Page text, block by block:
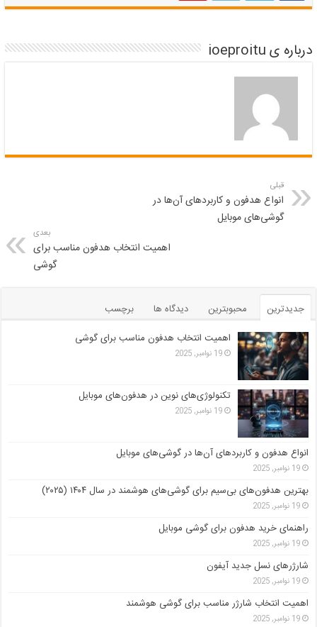
درباره ی ioeproitu
قبلی
انواع هدفون و کاربردهای آن‌ها در
گوشی‌های موبایل
بعدی
اهمیت انتخاب هدفون مناسب برای
گوشی
جدیدترین محبوبترین دیدگاه ها
برچسب
اهمیت انتخاب هدفون مناسب برای گوشی
19 نوامبر, 2025
تکنولوژی‌های نوین در هدفون‌های موبایل
19 نوامبر, 2025
انواع هدفون و کاربردهای آن‌ها در گوشی‌های موبایل
19 نوامبر, 2025
بهترین هدفون‌های بی‌سیم برای گوشی‌های هوشمند در سال ۱۴۰۴ (۲۰۲۵)
19 نوامبر, 2025
راهنمای خرید هدفون برای گوشی موبایل
19 نوامبر, 2025
شارژرهای نسل جدید آیفون
19 نوامبر, 2025
اهمیت انتخاب شارژر مناسب برای گوشی هوشمند
19 نوامبر, 2025